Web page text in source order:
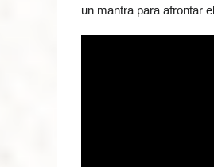
un mantra para afrontar